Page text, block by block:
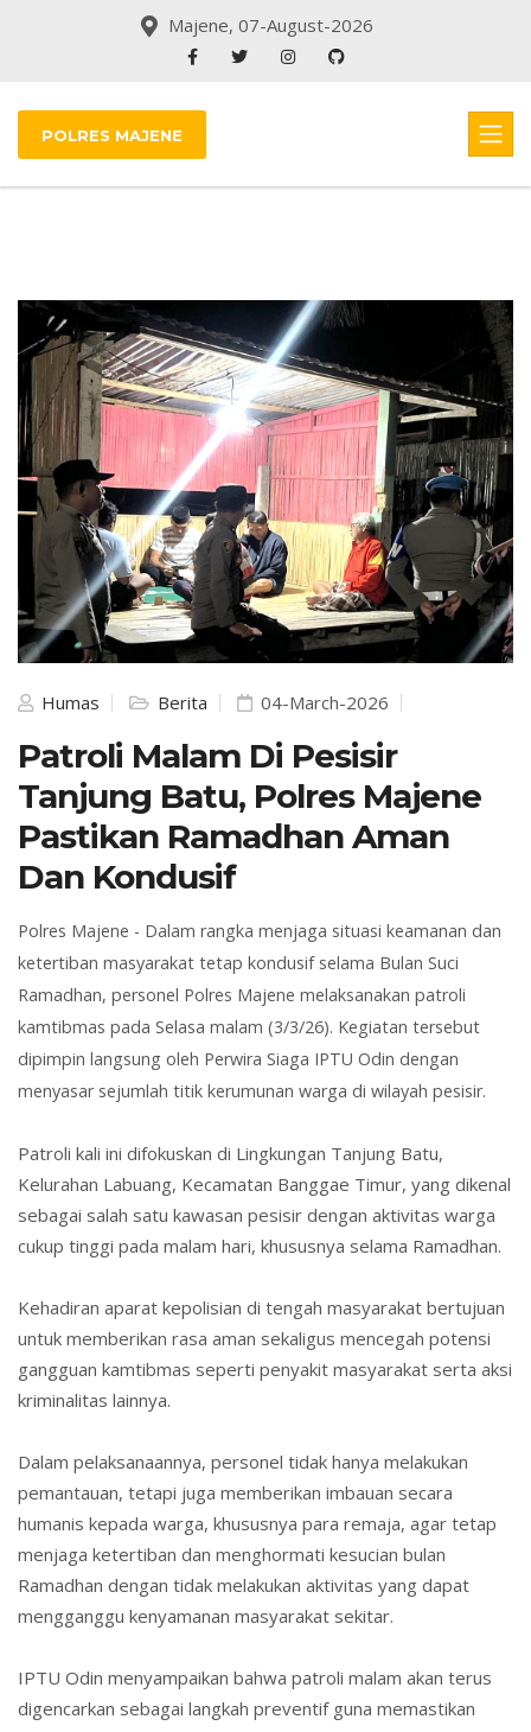
Majene, 07-August-2026
POLRES MAJENE
Humas Berita 04-March-2026
Patroli Malam Di Pesisir
Tanjung Batu, Polres Majene
Pastikan Ramadhan Aman
Dan Kondusif
Polres Majene - Dalam rangka menjaga situasi keamanan dan
ketertiban masyarakat tetap kondusif selama Bulan Suci
Ramadhan, personel Polres Majene melaksanakan patroli
kamtibmas pada Selasa malam (3/3/26). Kegiatan tersebut
dipimpin langsung oleh Perwira Siaga IPTU Odin dengan
menyasar sejumlah titik kerumunan warga di wilayah pesisir.
Patroli kali ini difokuskan di Lingkungan Tanjung Batu,
Kelurahan Labuang, Kecamatan Banggae Timur, yang dikenal
sebagai salah satu kawasan pesisir dengan aktivitas warga
cukup tinggi pada malam hari, khususnya selama Ramadhan.
Kehadiran aparat kepolisian di tengah masyarakat bertujuan
untuk memberikan rasa aman sekaligus mencegah potensi
gangguan kamtibmas seperti penyakit masyarakat serta aksi
kriminalitas lainnya.
Dalam pelaksanaannya, personel tidak hanya melakukan
pemantauan, tetapi juga memberikan imbauan secara
humanis kepada warga, khususnya para remaja, agar tetap
menjaga ketertiban dan menghormati kesucian bulan
Ramadhan dengan tidak melakukan aktivitas yang dapat
mengganggu kenyamanan masyarakat sekitar.
IPTU Odin menyampaikan bahwa patroli malam akan terus
digencarkan sebagai langkah preventif guna memastikan